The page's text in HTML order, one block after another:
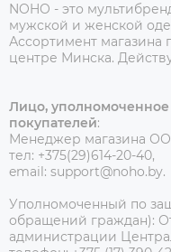
NOHO - это
мужской и женской
Ассортимент магазина
центре Минска.
Лицо,
покупателей:
Менеджер магазина
тел: +375(29)614-20-40,
email: support@noho.by.
Уполномоченный по
обращений граждан):
администрации